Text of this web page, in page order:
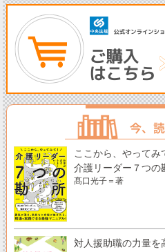
ここから、やって
介護リーダー７つの
髙口光子＝著
対人援助職の力量を